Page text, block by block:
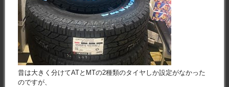
昔は大きく分けてATとMTの2種類のタイヤしか設定がなかった
のですが、